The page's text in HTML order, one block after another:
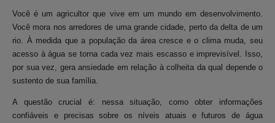
Você é um agricultor que vive em um mundo em desenvolvimento.
Você mora nos arredores de uma grande cidade, perto da delta de um
rio. À medida que a população da área cresce e o clima muda, seu
acesso à água se torna cada vez mais escasso e imprevisível. Isso,
por sua vez, gera ansiedade em relação à colheita da qual depende o
sustento de sua família.
A questão crucial é: nessa situação, como obter informações
confiáveis e precisas sobre os níveis atuais e futuros de água